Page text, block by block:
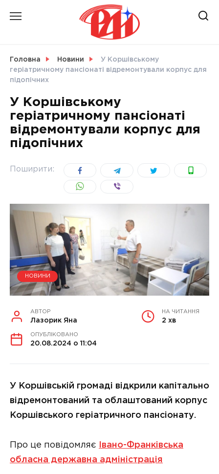
СВІТ
УКРАЇНА
Головна Новини
У Коршівському
геріатричному пансіонаті відремонтували корпус для
підопічних
У Коршівському
геріатричному пансіонаті
відремонтували корпус для
підопічних
Поширити:
НОВИНИ
АВТОР
Лазорик Яна
НА ЧИТАННЯ
2 хв
ОПУБЛІКОВАНО
20.08.2024 о 11:04
У Коршівській громаді відкрили капітально
відремонтований та облаштований корпус
Коршівського геріатричного пансіонату.
Про це повідомляє
Івано-Франківська
обласна державна адміністрація